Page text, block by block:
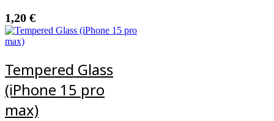
1,20 €
Tempered Glass
(iPhone 15 pro
max)